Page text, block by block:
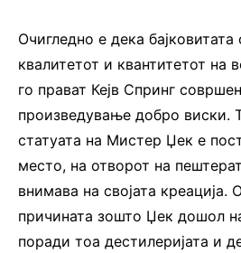
Очигледно е дека
квалитетот и квантитетот на
го прават Кејв Спринг
произведување добро виски.
статуата на Мистер Џек е
место, на отворот на
внимава на својата креација.
причината зошто Џек дошол
поради тоа дестилеријата и